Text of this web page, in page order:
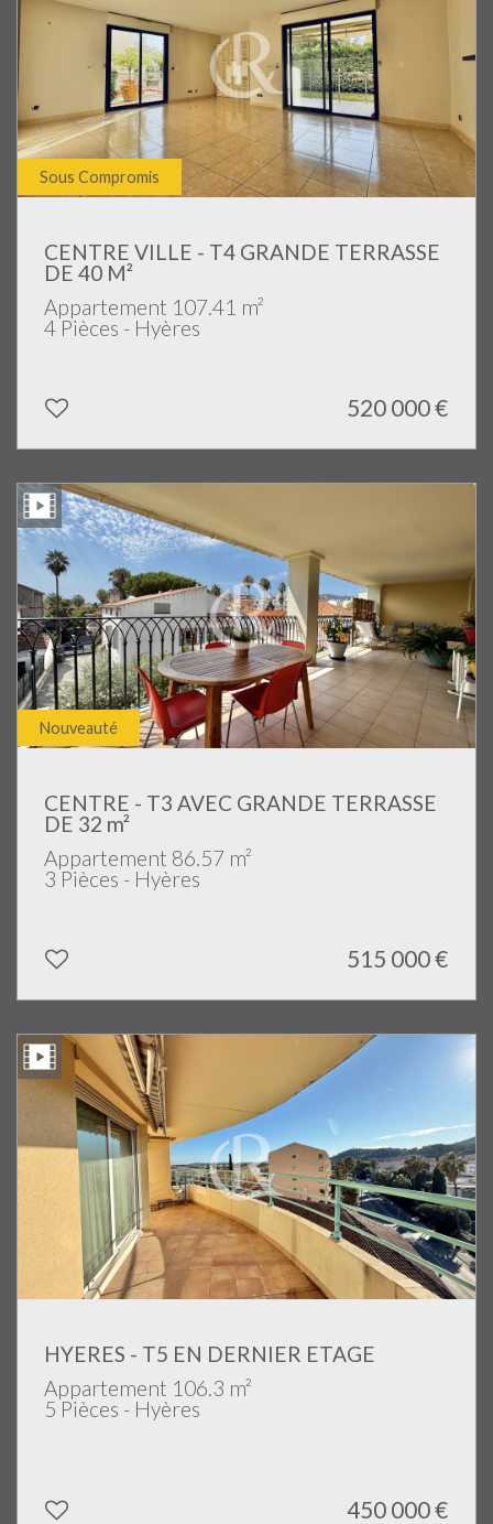
Sous Compromis
CENTRE VILLE - T4 GRANDE TERRASSE
DE 40 M²
Appartement 107.41 m²
4 Pièces - Hyères
520 000€
Nouveauté
CENTRE - T3 AVEC GRANDE TERRASSE
DE 32 m²
Appartement 86.57 m²
3 Pièces - Hyères
515 000€
HYERES - T5 EN DERNIER ETAGE
Appartement 106.3 m²
5 Pièces - Hyères
450 000€